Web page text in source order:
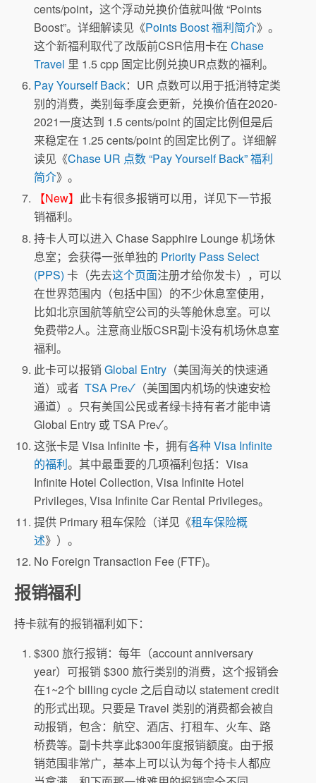
cents/point，这个浮动兑换价值就叫做 “Points
Boost”。详细解读见《Points Boost 福利简介》。
这个新福利取代了改版前CSR信用卡在Chase
Travel 里 1.5 cpp 固定比例兑换UR点数的福利。
Pay Yourself Back：UR 点数可以用于抵消特定类
别的消费，类别每季度会更新，兑换价值在2020-
2021一度达到 1.5 cents/point 的固定比例但是后
来稳定在 1.25 cents/point 的固定比例了。详细解
读见《Chase UR 点数 “Pay Yourself Back” 福利
简介》。
【New】 此卡有很多报销可以用，详见下一节报
销福利。
持卡人可以进入 Chase Sapphire Lounge 机场休
息室；会获得一张单独的 Priority Pass Select
(PPS) 卡（先去这个页面注册才给你发卡），可以
在世界范围内（包括中国）的不少休息室使用，
比如北京国航等航空公司的头等舱休息室。可以
免费带2人。注意商业版CSR副卡没有机场休息室
福利。
此卡可以报销Global Entry （美国海关的快速通
道）或者TSA Pre✓ （美国国内机场的快速安检
通道）。只有美国公民或者绿卡持有者才能申请
Global Entry 或 TSA Pre✓。
这张卡是 Visa Infinite 卡，拥有各种 Visa Infinite
的福利。其中最重要的几项福利包括：Visa
Infinite Hotel Collection, Visa Infinite Hotel
Privileges, Visa Infinite Car Rental Privileges。
提供 Primary 租车保险（详见《租车保险概
述》）。
No Foreign Transaction Fee (FTF)。
报销福利
持卡就有的报销福利如下：
$300 旅行报销：每年（account anniversary
year）可报销 $300 旅行类别的消费，这个报销会
在1~2个 billing cycle 之后自动以 statement credit
的形式出现。只要是 Travel 类别的消费都会被自
动报销，包含：航空、酒店、打租车、火车、路
桥费等。副卡共享此$300年度报销额度。由于报
销范围非常广，基本上可以认为每个持卡人都应